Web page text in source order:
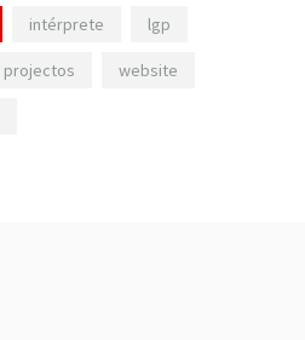
intérprete lgp
projectos website